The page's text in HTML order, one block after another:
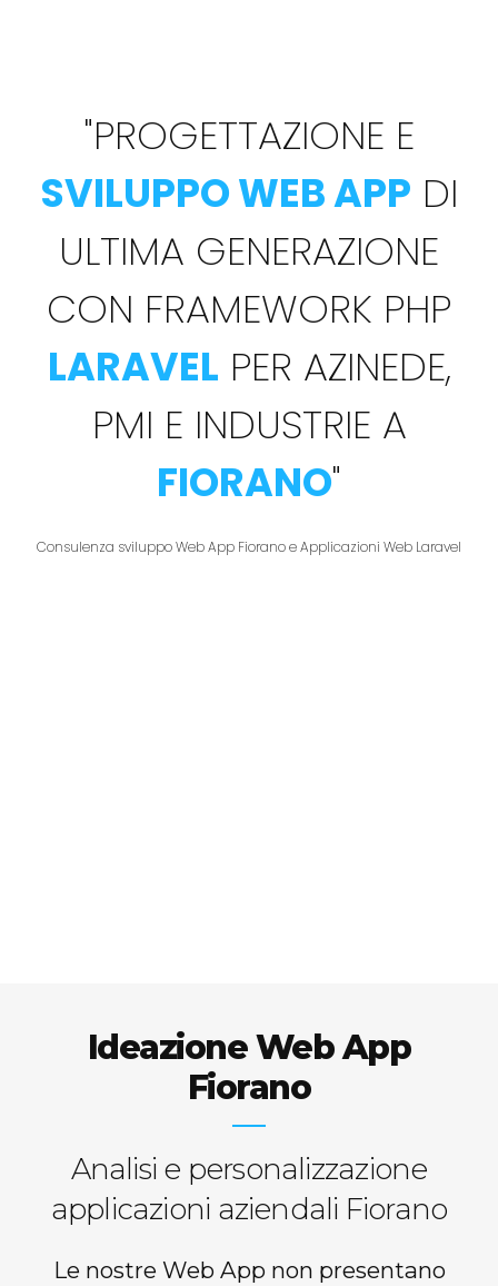
"PROGETTAZIONE E
SVILUPPO WEB APP DI
ULTIMA GENERAZIONE
CON FRAMEWORK PHP
LARAVEL PER AZINEDE,
PMI E INDUSTRIE A
FIORANO"
Consulenza sviluppo Web App Fiorano e Applicazioni Web Laravel
Ideazione Web App
Fiorano
Analisi e personalizzazione
applicazioni aziendali Fiorano
Le nostre Web App non presentano